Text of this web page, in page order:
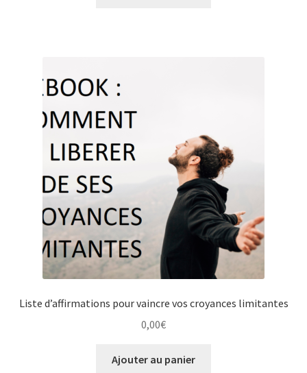
Liste d’affirmations pour vaincre vos croyances limitantes
0,00€
Ajouter au panier